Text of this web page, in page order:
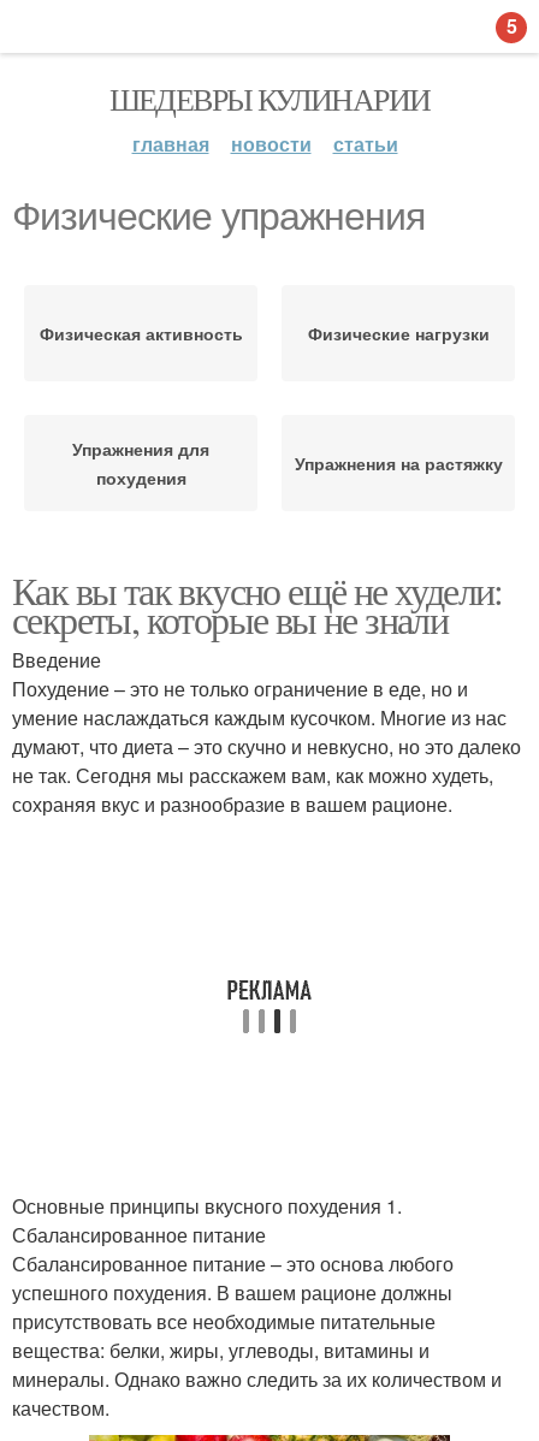
ШЕДЕВРЫ КУЛИНАРИИ
главная новости статьи
Физические упражнения
Физическая активность Физические нагрузки
Упражнения для
похудения
Упражнения на растяжку
Как вы так вкусно ещё не худели:
секреты, которые вы не знали
Введение
Похудение – это не только ограничение в еде, но и
умение наслаждаться каждым кусочком. Многие из нас
думают, что диета – это скучно и невкусно, но это далеко
не так. Сегодня мы расскажем вам, как можно худеть,
сохраняя вкус и разнообразие в вашем рационе.
Основные принципы вкусного похудения 1.
Сбалансированное питание
Сбалансированное питание – это основа любого
успешного похудения. В вашем рационе должны
присутствовать все необходимые питательные
вещества: белки, жиры, углеводы, витамины и
минералы. Однако важно следить за их количеством и
качеством.
5